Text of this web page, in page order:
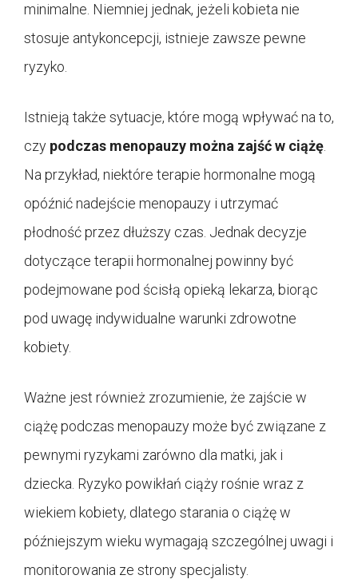
minimalne. Niemniej jednak, jeżeli kobieta nie
stosuje antykoncepcji, istnieje zawsze pewne
ryzyko.
Istnieją także sytuacje, które mogą wpływać na to,
czy podczas menopauzy można zajść w ciążę
Na przykład, niektóre terapie hormonalne mogą
opóźnić nadejście menopauzy i utrzymać
płodność przez dłuższy czas. Jednak decyzje
dotyczące terapii hormonalnej powinny być
podejmowane pod ścisłą opieką lekarza, biorąc
pod uwagę indywidualne warunki zdrowotne
kobiety.
Ważne jest również zrozumienie, że zajście w
ciążę podczas menopauzy może być związane z
pewnymi ryzykami zarówno dla matki, jak i
dziecka. Ryzyko powikłań ciąży rośnie wraz z
wiekiem kobiety, dlatego starania o ciążę w
późniejszym wieku wymagają szczególnej uwagi i
monitorowania ze strony specjalisty.